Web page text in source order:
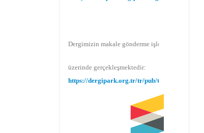
https://dergipark.org.tr/tr/pub/teke
Makale gönderimi için Dergipark sitemizi